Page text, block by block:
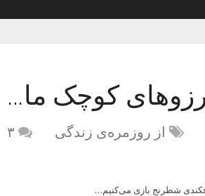
کوچک ما…
از روزمره‌ی زندگی
۳
شطرنج بازی می‌کنیم…